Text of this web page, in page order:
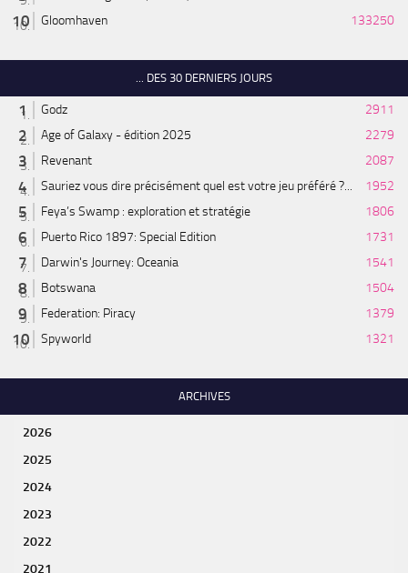
Gloomhaven
133250
... DES 30 DERNIERS JOURS
Godz
2911
Age of Galaxy - édition 2025
2279
Revenant
2087
Sauriez vous dire précisément quel est votre jeu préféré ?...
1952
Feya’s Swamp : exploration et stratégie
1806
Puerto Rico 1897: Special Edition
1731
Darwin's Journey: Oceania
1541
Botswana
1504
Federation: Piracy
1379
Spyworld
1321
ARCHIVES
2026
2025
2024
2023
2022
2021